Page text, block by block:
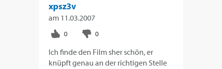
xpsz3v
am 11.03.2007
Ich finde den Film sher schön, er
knüpft genau an der richtigen Stelle